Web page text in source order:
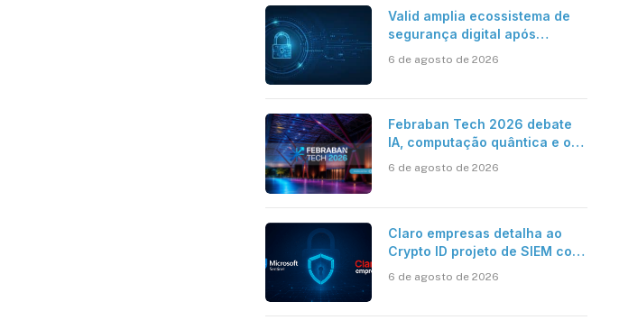
Valid amplia ecossistema de
segurança digital após
6 de agosto de 2026
Febraban Tech 2026 debate
IA, computação quântica e os
bancária
6 de agosto de 2026
Claro empresas detalha ao
Crypto ID projeto de SIEM com
resposta automatizada
6 de agosto de 2026